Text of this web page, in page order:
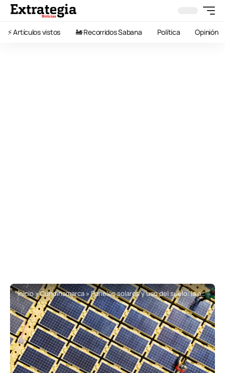
⚡️ Artículos vistos 🚂 Recorridos Sabana Política Opinión
Inicio»Cundinamarca»Paneles solares y uso del suelo: la apuesta de Cundinamarca para producir energía y alimentos al mismo tiempo